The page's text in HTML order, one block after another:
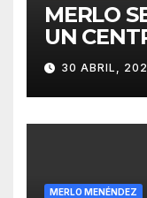
MERLO
UN
PARA EL
30 ABRIL,
MERLO MENÉNDEZ